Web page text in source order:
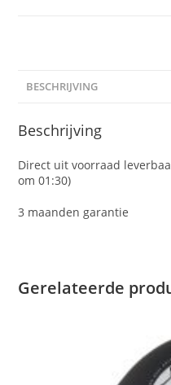
BESCHRIJVING
Beschrijving
Direct uit voorraad
om 01:30)
3 maanden garantie
Gerelateerde